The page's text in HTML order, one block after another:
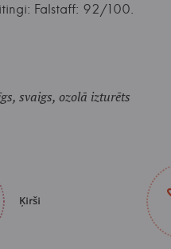
Falstaff: 92/100.
svaigs, ozolā izturēts
Ķirši